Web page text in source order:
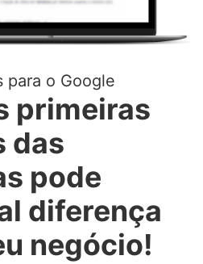
para o Google
primeiras
das
pode
diferença
negócio!